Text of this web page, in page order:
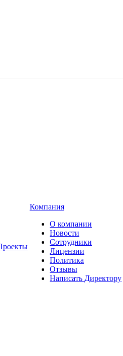
Компания
О компании
Новости
Сотрудники
Лицензии
Политика
Отзывы
Написать Директору